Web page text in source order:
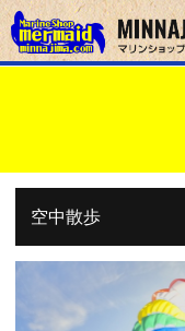
空中散歩